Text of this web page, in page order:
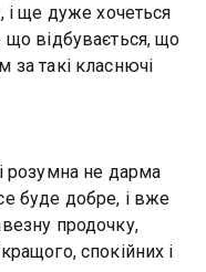
і ще дуже хочеться
що відбувається, що
такі класнючі
розумна не дарма
буде добре, і вже
продочку,
спокійних і